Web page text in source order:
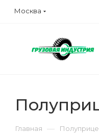
Москва
Главная —